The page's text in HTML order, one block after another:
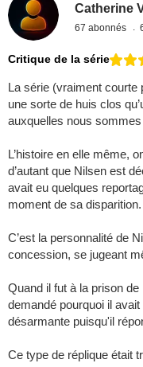
Catherine
67 abonnés
Critique de la série
La série (vraiment courte
une sorte de huis clos
auxquelles nous
L’histoire en elle même,
d’autant que Nilsen est
avait eu quelques
moment de sa disparition.
C’est la personnalité de
concession, se jugeant
Quand il fut à la prison
demandé pourquoi il
désarmante puisqu'il
Ce type de réplique était